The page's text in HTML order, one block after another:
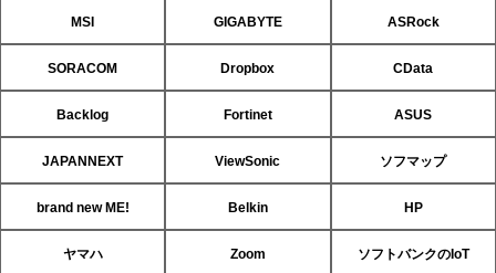
MSI GIGABYTE ASRock
SORACOM Dropbox CData
Backlog Fortinet ASUS
JAPANNEXT ViewSonic ソフマップ
brand new ME! Belkin HP
ヤマハ Zoom ソフトバンクのIoT